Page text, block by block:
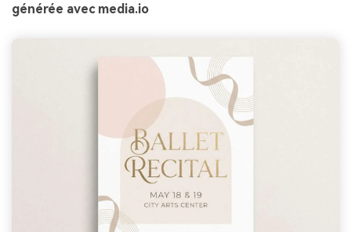
générée avec media.io